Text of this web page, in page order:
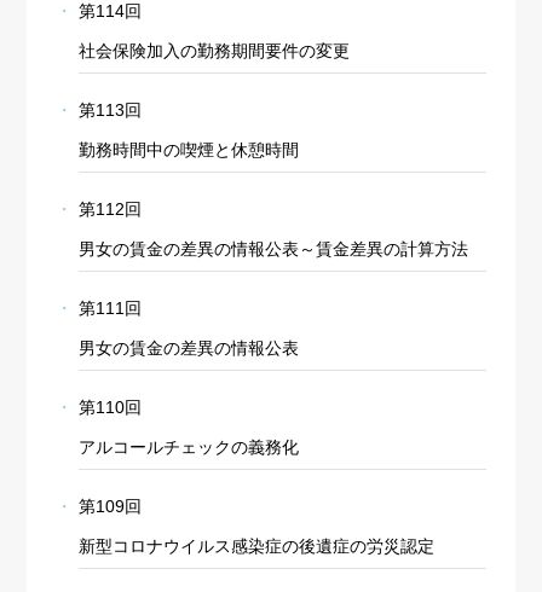
第114回
社会保険加入の勤務期間要件の変更
第113回
勤務時間中の喫煙と休憩時間
第112回
男女の賃金の差異の情報公表～賃金差異の計算方法
第111回
男女の賃金の差異の情報公表
第110回
アルコールチェックの義務化
第109回
新型コロナウイルス感染症の後遺症の労災認定